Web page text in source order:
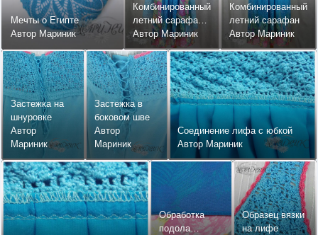
Мечты о Египте
Автор Мариник
Комбинированный
летний сарафан
+ шарф на голову
Автор Мариник
Комбинированный
летний сарафан
Автор Мариник
Застежка на
шнуровке
Автор
Мариник
Застежка в
боковом шве
Автор
Мариник
Соединение лифа с юбкой
Автор Мариник
Обработка
подола
Образец вязки
на лифе